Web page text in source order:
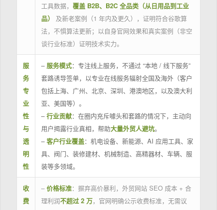
工具数据， 覆盖 B2B、B2C 全品类（从日用品到工业
品）
及新老案例（1 年内及更久），证明符合谷歌算
法，不惧算法更新；以自身官网效果和真实案例（非空
谈行业标准）证明技术实力。
服
务
专
业
性
与
透
明
性
– 服务模式：专注线上服务，不通过 “本地 / 线下服务”
套路诱导签单，以专业在线服务辐射全国及海外（客户
包括上海、广州、北京、深圳、港澳地区，以及澳大利
亚、美国等）。
–行业贡献：在圈内充斥噱头和套路的情况下，主动向
用户揭露行业真相，帮助大量外贸人避坑。
–客户行业覆盖：机电设备、新能源、AI 应用工具、家
具、阀门、装修建材、机械制造、高精器材、车辆、服
装等多领域。
收
费
– 价格标准：摒弃高价暴利，外贸网站 SEO 成本 + 合
理利润不超过 2 万，官网明确公示收费标准，无需议